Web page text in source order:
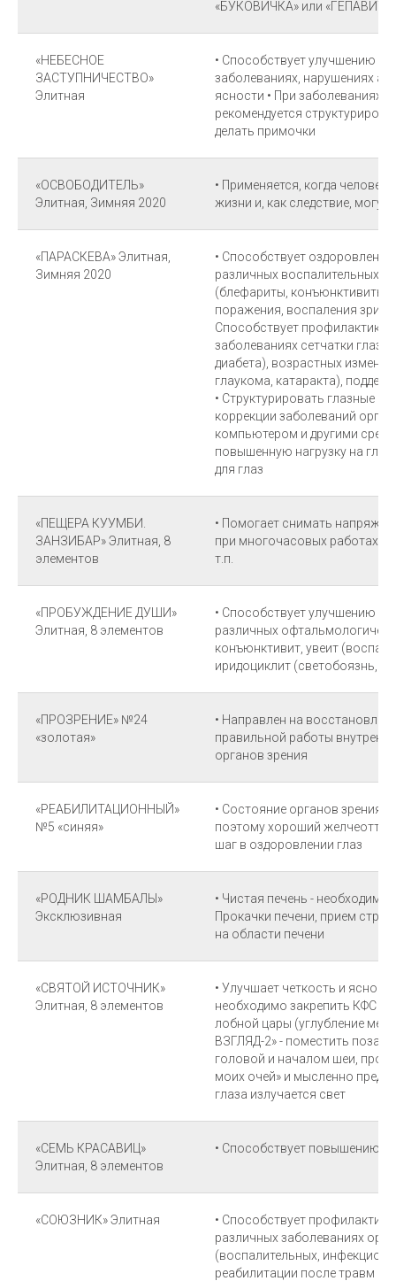
«БУКОВИЧКА» или
«НЕБЕСНОЕ
ЗАСТУПНИЧЕСТВО»
Элитная
• Способствует улучшению
заболеваниях, нарушениях
ясности • При заболеваниях
рекомендуется
делать примочки
«ОСВОБОДИТЕЛЬ»
Элитная, Зимняя 2020
• Применяется, когда человек
жизни и, как следствие,
«ПАРАСКЕВА» Элитная,
Зимняя 2020
• Способствует
различных воспалительных
(блефариты, конъюнктивиты,
поражения, воспаления
Способствует профилактике
заболеваниях сетчатки
диабета), возрастных
глаукома, катаракта),
• Структурировать глазные
коррекции заболеваний
компьютером и другими
повышенную нагрузку на
для глаз
«ПЕЩЕРА КУУМБИ.
ЗАНЗИБАР» Элитная, 8
элементов
• Помогает снимать
при многочасовых работах
т.п.
«ПРОБУЖДЕНИЕ ДУШИ»
Элитная, 8 элементов
• Способствует улучшению
различных
конъюнктивит, увеит
иридоциклит (светобоязнь,
«ПРОЗРЕНИЕ» №24
«золотая»
• Направлен на
правильной работы
органов зрения
«РЕАБИЛИТАЦИОННЫЙ»
№5 «синяя»
• Состояние органов зрения
поэтому хороший желчеотток
шаг в оздоровлении глаз
«РОДНИК ШАМБАЛЫ»
Эксклюзивная
• Чистая печень -
Прокачки печени, прием
на области печени
«СВЯТОЙ ИСТОЧНИК»
Элитная, 8 элементов
• Улучшает четкость и
необходимо закрепить КФС
лобной цары (углубление
ВЗГЛЯД-2» - поместить
головой и началом шеи,
моих очей» и мысленно
глаза излучается свет
«СЕМЬ КРАСАВИЦ»
Элитная, 8 элементов
• Способствует повышению
«СОЮЗНИК» Элитная
• Способствует
различных заболеваниях
(воспалительных,
реабилитации после травм и